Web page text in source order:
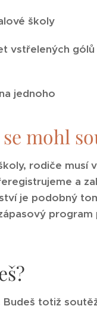
školy
vstřelených
jednoho
mohl
rodiče musí
a
je podobný
program
totiž